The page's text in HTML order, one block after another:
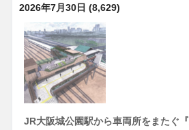
2026年7月30日 (8,629)
JR大阪城公園駅から車両所をまたぐ